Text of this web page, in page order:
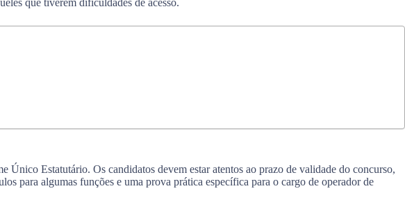
que tiverem dificuldades de acesso.
Estatutário. Os candidatos devem estar atentos ao prazo de validade do concurso,
para algumas funções e uma prova prática específica para o cargo de operador de